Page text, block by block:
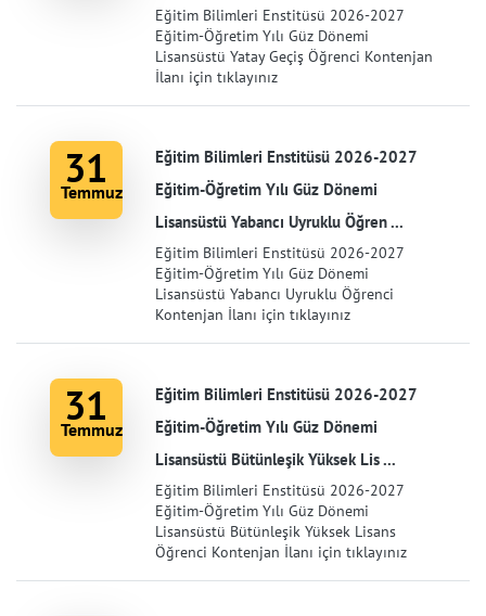
Eğitim Bilimleri Enstitüsü 2026-2027
Eğitim-Öğretim Yılı Güz Dönemi
Lisansüstü Yatay Geçiş Öğrenci Kontenjan
İlanı için tıklayınız
31
Temmuz
Eğitim Bilimleri Enstitüsü 2026-2027
Eğitim-Öğretim Yılı Güz Dönemi
Lisansüstü Yabancı Uyruklu Öğren ...
Eğitim Bilimleri Enstitüsü 2026-2027
Eğitim-Öğretim Yılı Güz Dönemi
Lisansüstü Yabancı Uyruklu Öğrenci
Kontenjan İlanı için tıklayınız
31
Temmuz
Eğitim Bilimleri Enstitüsü 2026-2027
Eğitim-Öğretim Yılı Güz Dönemi
Lisansüstü Bütünleşik Yüksek Lis ...
Eğitim Bilimleri Enstitüsü 2026-2027
Eğitim-Öğretim Yılı Güz Dönemi
Lisansüstü Bütünleşik Yüksek Lisans
Öğrenci Kontenjan İlanı için tıklayınız